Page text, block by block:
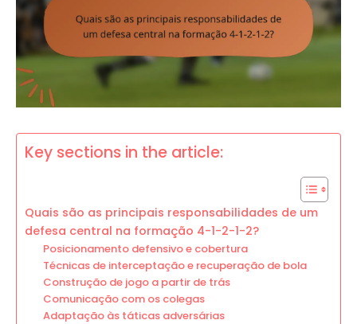
Key sections in the article:
Quais são as principais responsabilidades de um
defesa central na formação 4-1-2-1-2?
Posicionamento defensivo e cobertura
Técnicas de interceptação e recuperação de bola
Construção de jogo a partir de trás
Comunicação com os colegas
Adaptação às táticas adversárias